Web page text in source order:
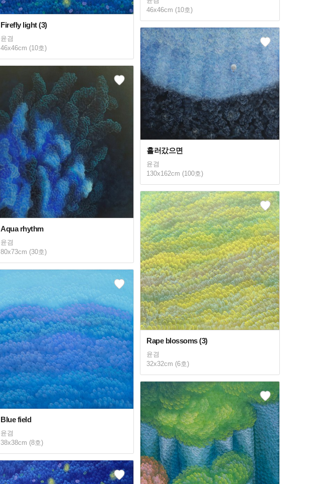
46x46cm (10호)
Firefly light (3)
윤겸
46x46cm (10호)
흘러갔으면
윤겸
130x162cm (100호)
Aqua rhythm
윤겸
80x73cm (30호)
Rape blossoms (3)
윤겸
32x32cm (6호)
Blue field
윤겸
38x38cm (8호)